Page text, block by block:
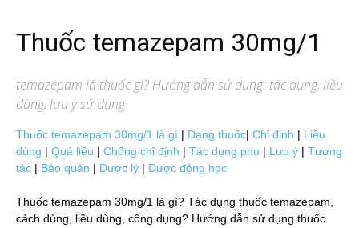
Thuốc temazepam 30mg/1
temazepam là thuốc gì? Hướng dẫn sử dụng: tác dụng, liều
dùng, lưu ý sử dụng.
Thuốc temazepam 30mg/1 là gì | Dạng thuốc| Chỉ định | Liều
dùng | Quá liều | Chống chỉ định | Tác dụng phụ | Lưu ý | Tương
tác | Bảo quản | Dược lý | Dược động học
Thuốc temazepam 30mg/1 là gì? Tác dụng thuốc temazepam,
cách dùng, liều dùng, công dụng? Hướng dẫn sử dụng thuốc